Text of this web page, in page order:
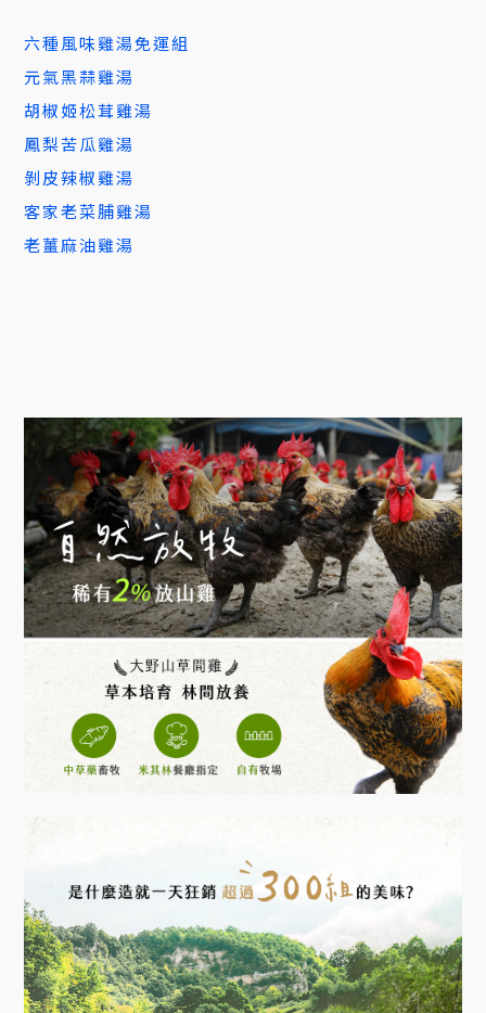
六種風味雞湯免運組
元氣黑蒜雞湯
胡椒姬松茸雞湯
鳳梨苦瓜雞湯
剝皮辣椒雞湯
客家老菜脯雞湯
老薑麻油雞湯